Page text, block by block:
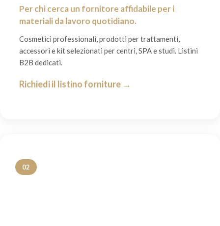
Per chi cerca un fornitore affidabile per i
materiali da lavoro quotidiano.
Cosmetici professionali, prodotti per trattamenti,
accessori e kit selezionati per centri, SPA e studi. Listini
B2B dedicati.
Richiedi il listino forniture →
02